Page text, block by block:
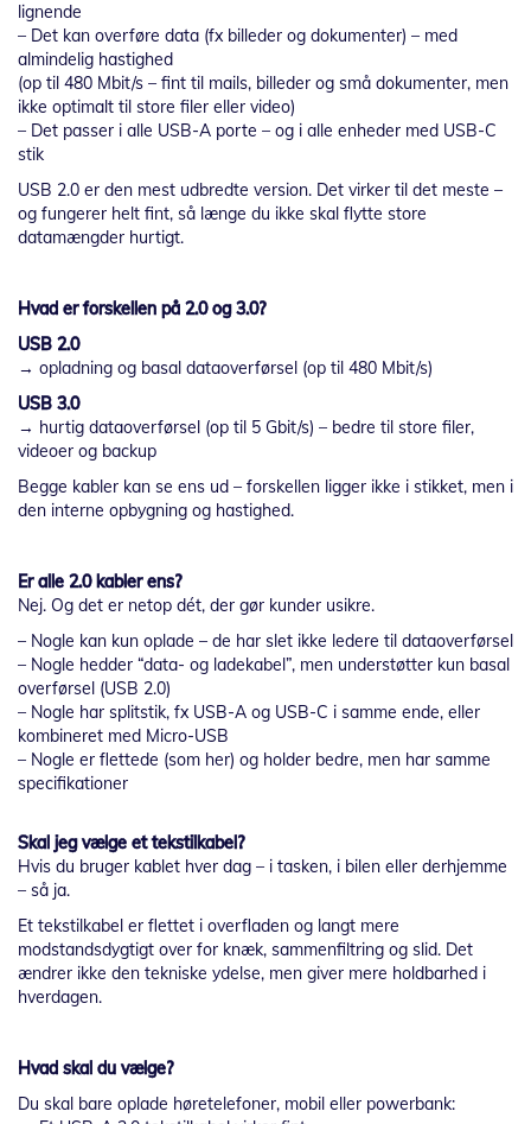
lignende
– Det kan overføre data (fx billeder og dokumenter) – med
almindelig hastighed
(op til 480 Mbit/s – fint til mails, billeder og små dokumenter, men
ikke optimalt til store filer eller video)
– Det passer i alle USB-A porte – og i alle enheder med USB-C
stik
USB 2.0 er den mest udbredte version. Det virker til det meste –
og fungerer helt fint, så længe du ikke skal flytte store
datamængder hurtigt.
Hvad er forskellen på 2.0 og 3.0?
USB 2.0
→ opladning og basal dataoverførsel (op til 480 Mbit/s)
USB 3.0
→ hurtig dataoverførsel (op til 5 Gbit/s) – bedre til store filer,
videoer og backup
Begge kabler kan se ens ud – forskellen ligger ikke i stikket, men i
den interne opbygning og hastighed.
Er alle 2.0 kabler ens?
Nej. Og det er netop dét, der gør kunder usikre.
– Nogle kan kun oplade – de har slet ikke ledere til dataoverførsel
– Nogle hedder “data- og ladekabel”, men understøtter kun basal
overførsel (USB 2.0)
– Nogle har splitstik, fx USB-A og USB-C i samme ende, eller
kombineret med Micro-USB
– Nogle er flettede (som her) og holder bedre, men har samme
specifikationer
Skal jeg vælge et tekstilkabel?
Hvis du bruger kablet hver dag – i tasken, i bilen eller derhjemme
– så ja.
Et tekstilkabel er flettet i overfladen og langt mere
modstandsdygtigt over for knæk, sammenfiltring og slid. Det
ændrer ikke den tekniske ydelse, men giver mere holdbarhed i
hverdagen.
Hvad skal du vælge?
Du skal bare oplade høretelefoner, mobil eller powerbank: